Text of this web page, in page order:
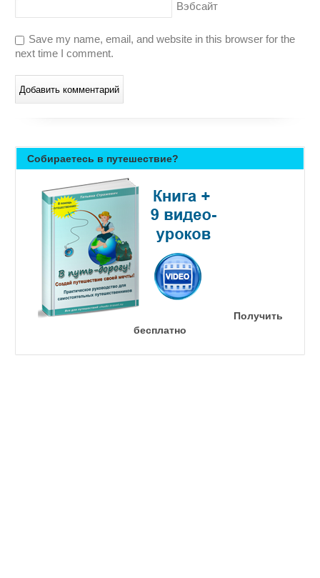
Вэбсайт
Save my name, email, and website in this browser for the
next time I comment.
Собираетесь в путешествие?
Получить
бесплатно